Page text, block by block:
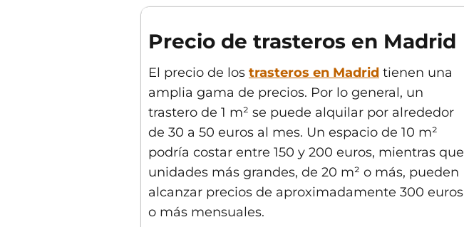
Precio de trasteros en Madrid
El precio de los trasteros en Madrid tienen una
amplia gama de precios. Por lo general, un
trastero de 1 m² se puede alquilar por alrededor
de 30 a 50 euros al mes. Un espacio de 10 m²
podría costar entre 150 y 200 euros, mientras que
unidades más grandes, de 20 m² o más, pueden
alcanzar precios de aproximadamente 300 euros
o más mensuales.